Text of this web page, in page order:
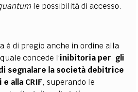
le possibilità di accesso.
è di pregio anche in ordine alla
concede l’inibitoria per gli
segnalare la società debitrice
alla CRIF, superando le